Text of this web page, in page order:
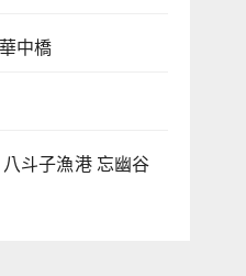
中橋
斗子漁港 忘幽谷